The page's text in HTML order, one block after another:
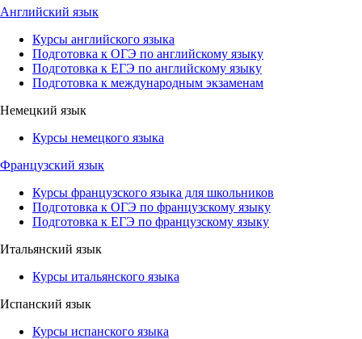
Английский язык
Курсы английского языка
Подготовка к ОГЭ по английскому языку
Подготовка к ЕГЭ по английскому языку
Подготовка к международным экзаменам
Немецкий язык
Курсы немецкого языка
Французский язык
Курсы французского языка для школьников
Подготовка к ОГЭ по французскому языку
Подготовка к ЕГЭ по французскому языку
Итальянский язык
Курсы итальянского языка
Испанский язык
Курсы испанского языка